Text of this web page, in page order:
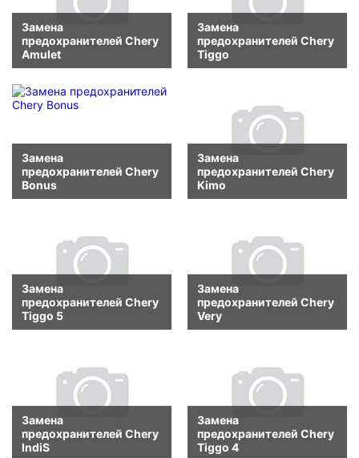
Замена
предохранителей Chery
Amulet
Замена
предохранителей Chery
Tiggo
Замена
предохранителей Chery
Bonus
Замена
предохранителей Chery
Kimo
Замена
предохранителей Chery
Tiggo 5
Замена
предохранителей Chery
Very
Замена
предохранителей Chery
IndiS
Замена
предохранителей Chery
Tiggo 4